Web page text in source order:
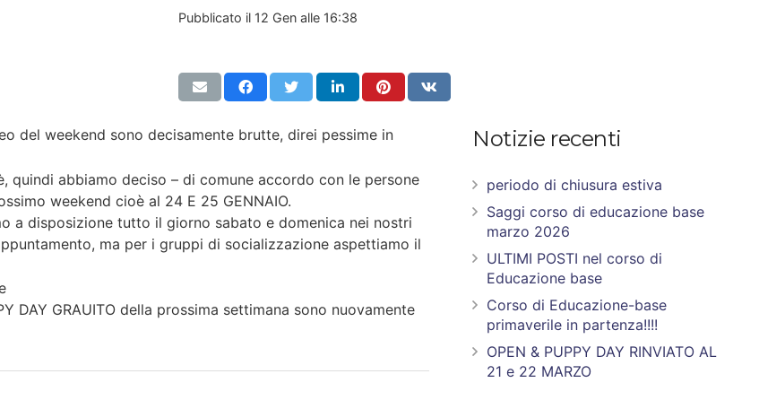
Pubblicato il 12 Gen alle 16:38
del weekend sono decisamente brutte, direi pessime in
quindi abbiamo deciso – di comune accordo con le persone
weekend cioè al 24 E 25 GENNAIO.
a disposizione tutto il giorno sabato e domenica nei nostri
ma per i gruppi di socializzazione aspettiamo il
DAY GRAUITO della prossima settimana sono nuovamente
Notizie recenti
periodo di chiusura estiva
Saggi corso di educazione base
marzo 2026
ULTIMI POSTI nel corso di
Educazione base
Corso di Educazione-base
primaverile in partenza!!!!
OPEN & PUPPY DAY RINVIATO AL
21 e 22 MARZO